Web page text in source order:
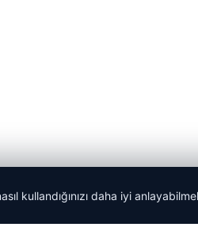
kullandığınızı daha iyi